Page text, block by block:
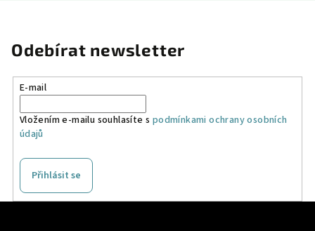
Odebírat newsletter
E-mail
Vložením e-mailu souhlasíte s podmínkami ochrany osobních
údajů
Přihlásit se